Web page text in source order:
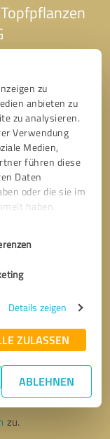
zu
anbieten zu
zu analysieren.
Verwendung
Medien,
führen diese
Daten
oder die sie im
haben.
Details zeigen
ZULASSEN
ABLEHNEN
Angaben
zu.